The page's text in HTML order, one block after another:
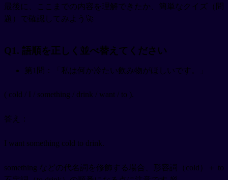
最後に、ここまでの内容を理解できたか、簡単なクイズ（問
題）で確認してみよう🚀
Q1. 語順を正しく並べ替えてください
第1問：「私は何か冷たい飲み物がほしいです。」
( cold / I / something / drink / want / to ).
答え：
I want something cold to drink.
something などの代名詞を修飾する場合、形容詞（cold）＋ to